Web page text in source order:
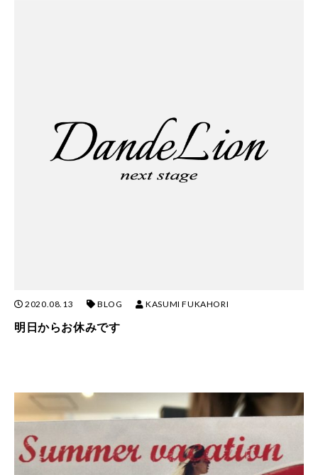
2020.08.13 BLOG KASUMI FUKAHORI
明日からお休みです